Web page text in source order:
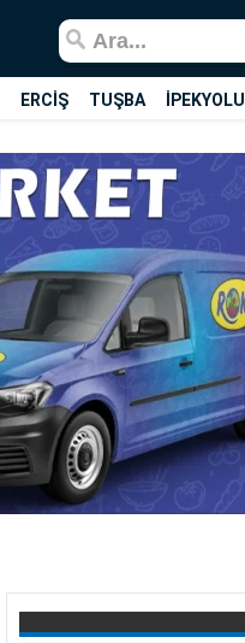
ERCİŞ TUŞBA İPEKYOLU